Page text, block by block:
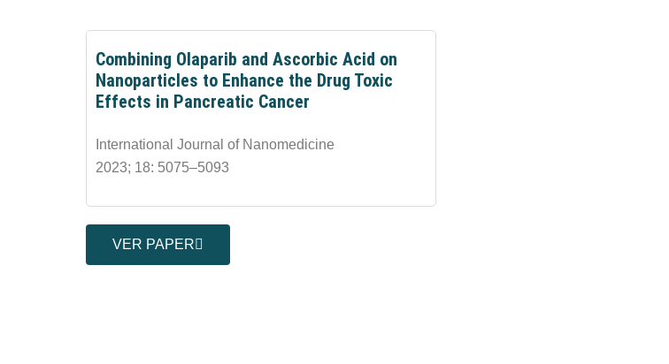
Combining Olaparib and Ascorbic Acid on
Nanoparticles to Enhance the Drug Toxic
Effects in Pancreatic Cancer
International Journal of Nanomedicine
2023; 18: 5075–5093
VER PAPER